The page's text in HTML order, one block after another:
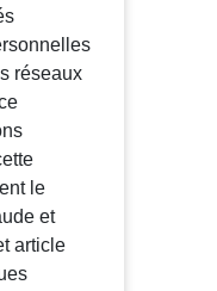
réseaux
le
et
article